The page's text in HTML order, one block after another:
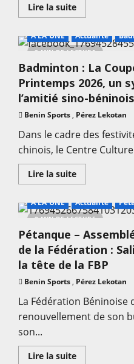
Lire la suiteEn
savoir
Football
–
–
Élim
Mondial
U20
:
Amazones
Ouzérou
Abdoulaye
en
de
bataille
2 MIN DE LECTURE
A LA UNE Actualité
Badminton : La
Printemps 2026, un
l’amitié sino-
Benin Sports , Pérez Lekotan
Dans le cadre des
chinois, le Centre
Lire la suiteEn
savoir
Badminton
:
Coupe
de
la
Fête
du
2026,
symbole
de
béninoise
2 MIN DE LECTURE
A LA UNE Actualité
Pétanque –
de la Fédération :
la tête de la FBP
Benin Sports , Pérez Lekotan
La Fédération Béninoise
renouvellement de son
son...
Lire la suiteEn